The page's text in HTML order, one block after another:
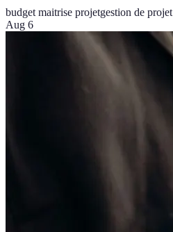
budget maitrise projetgestion de projet
Aug 6